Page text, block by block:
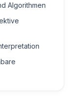
Algorithmen